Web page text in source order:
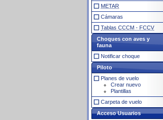
METAR
Cámaras
Tablas CCCM - FCCV
Choques con aves y
fauna
Notificar choque
Piloto
Planes de vuelo
Crear nuevo
Plantillas
Carpeta de vuelo
Acceso Usuarios